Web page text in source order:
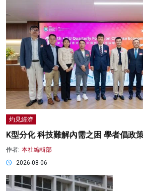
灼見經濟
K型分化 科技難解內需之困 學者倡政
作者: 本社編輯部
2026-08-06